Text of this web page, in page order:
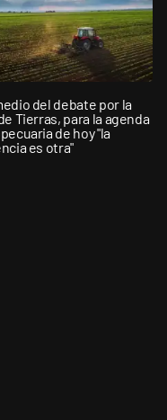
del debate por la
Tierras, para la agenda
de hoy "la
es otra"